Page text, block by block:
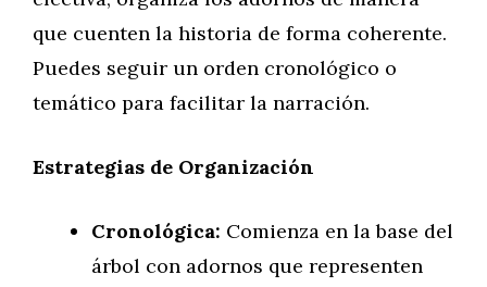
que cuenten la historia de forma coherente.
Puedes seguir un orden cronológico o
temático para facilitar la narración.
Estrategias de Organización
Cronológica: Comienza en la base del
árbol con adornos que representen